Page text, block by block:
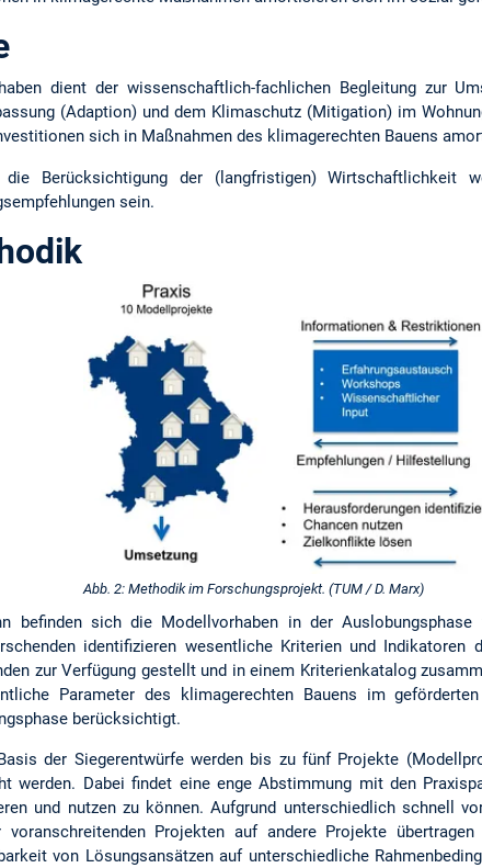
dient der wissenschaftlich-fachlichen Begleitung zur
(Adaption) und dem Klimaschutz (Mitigation) im
sich in Maßnahmen des klimagerechten Bauens
Berücksichtigung der (langfristigen) Wirtschaftlichkeit
sein.
Abb. 2: Methodik im Forschungsprojekt. (TUM / D. Marx)
befinden sich die Modellvorhaben in der
identifizieren wesentliche Kriterien und Indikatoren
zur Verfügung gestellt und in einem Kriterienkatalog
Parameter des klimagerechten Bauens im
berücksichtigt.
der Siegerentwürfe werden bis zu fünf Projekte
werden. Dabei findet eine enge Abstimmung mit den
und nutzen zu können. Aufgrund unterschiedlich schnell
voranschreitenden Projekten auf andere Projekte
von Lösungsansätzen auf unterschiedliche